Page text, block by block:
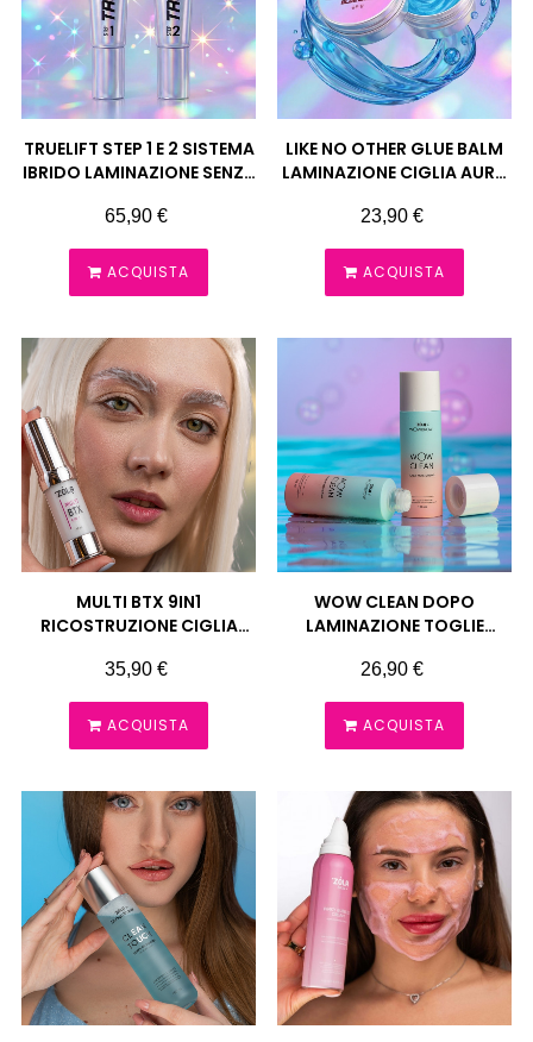
TRUELIFT STEP 1 E 2 SISTEMA
IBRIDO LAMINAZIONE SENZA
Prezzo
65,90 €
ACQUISTA
LIKE NO OTHER GLUE BALM
LAMINAZIONE CIGLIA AURA
Prezzo
23,90 €
ACQUISTA
MULTI BTX 9IN1
RICOSTRUZIONE CIGLIA
LAMINAZIONE ZOLA
Prezzo
35,90 €
ACQUISTA
WOW CLEAN DOPO
LAMINAZIONE TOGLIE
WOWBROW ZOLA
Prezzo
26,90 €
ACQUISTA